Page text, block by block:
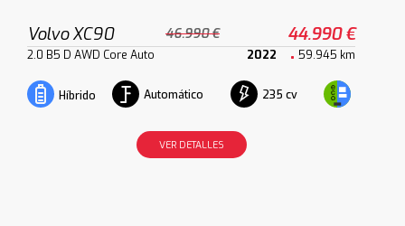
Volvo XC90 46.990 € 44.990 €
2.0 B5 D AWD Core Auto 2022 59.945 km
Híbrido Automático 235 cv
VER DETALLES